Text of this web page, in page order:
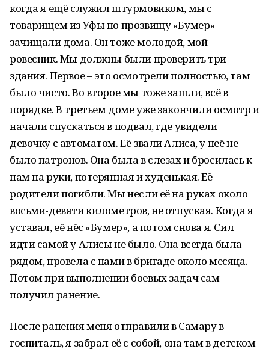
когда я ещё служил штурмовиком, мы с
товарищем из Уфы по прозвищу «Бумер»
зачищали дома. Он тоже молодой, мой
ровесник. Мы должны были проверить три
здания. Первое – это осмотрели полностью, там
было чисто. Во второе мы тоже зашли, всё в
порядке. В третьем доме уже закончили осмотр и
начали спускаться в подвал, где увидели
девочку с автоматом. Её звали Алиса, у неё не
было патронов. Она была в слезах и бросилась к
нам на руки, потерянная и худенькая. Её
родители погибли. Мы несли её на руках около
восьми-девяти километров, не отпуская. Когда я
уставал, её нёс «Бумер», а потом снова я. Сил
идти самой у Алисы не было. Она всегда была
рядом, провела с нами в бригаде около месяца.
Потом при выполнении боевых задач сам
получил ранение.
После ранения меня отправили в Самару в
госпиталь, я забрал её с собой, она там в детском